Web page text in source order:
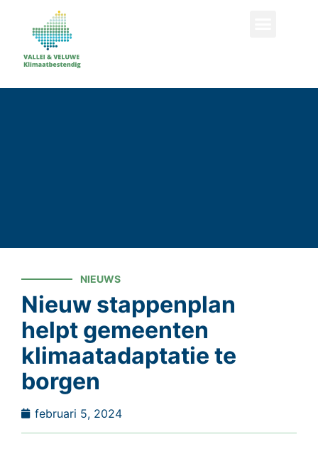
NIEUWS
Nieuw stappenplan
helpt gemeenten
klimaatadaptatie te
borgen
februari 5, 2024